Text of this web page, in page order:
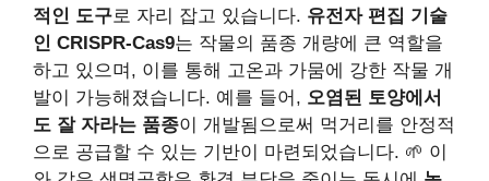
적인 도구로 자리 잡고 있습니다. 유전자 편집 기술
인 CRISPR-Cas9는 작물의 품종 개량에 큰 역할을
하고 있으며, 이를 통해 고온과 가뭄에 강한 작물 개
발이 가능해졌습니다. 예를 들어, 오염된 토양에서
도 잘 자라는 품종이 개발됨으로써 먹거리를 안정적
으로 공급할 수 있는 기반이 마련되었습니다. 🌱 이